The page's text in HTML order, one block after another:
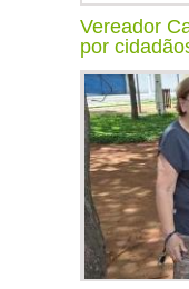
Vereador
por